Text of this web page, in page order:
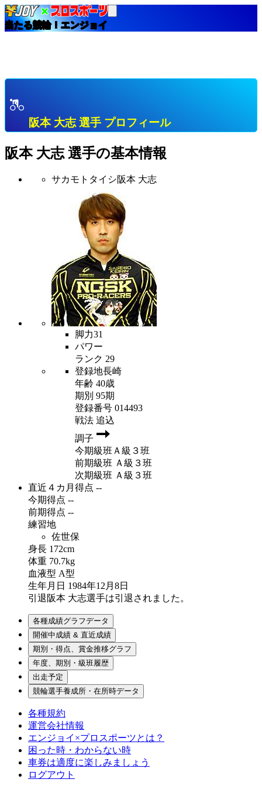
当たる競輪！エンジョイ
阪本 大志 選手 プロフィール
阪本 大志 選手の基本情報
サカモトタイシ阪本 大志
脚力31
パワー
ランク 29
登録地長崎
年齢 40歳
期別 95期
登録番号 014493
戦法 追込
調子
今期級班Ａ級３班
前期級班 Ａ級３班
次期級班 Ａ級３班
直近４カ月得点 --
今期得点 --
前期得点 --
練習地
佐世保
身長 172cm
体重 70.7kg
血液型 A型
生年月日 1984年12月8日
引退 阪本 大志選手は引退されました。
各種成績グラフデータ
開催中成績 & 直近成績
期別・得点、賞金推移グラフ
年度、期別・級班履歴
出走予定
競輪選手養成所・在所時データ
各種規約
運営会社情報
エンジョイ×プロスポーツとは？
困った時・わからない時
車券は適度に楽しみましょう
ログアウト